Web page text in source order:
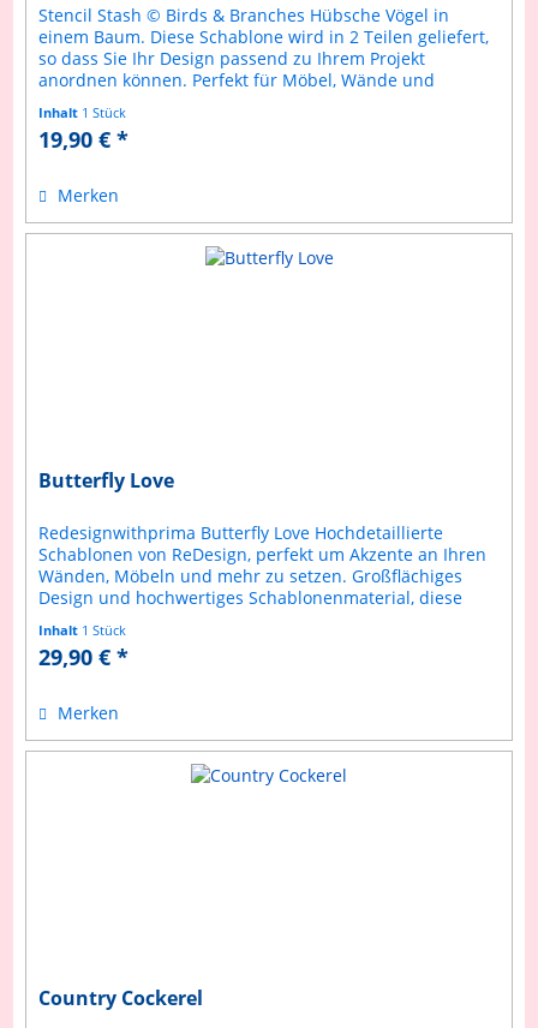
Stencil Stash © Birds & Branches Hübsche Vögel in
einem Baum. Diese Schablone wird in 2 Teilen geliefert,
so dass Sie Ihr Design passend zu Ihrem Projekt
anordnen können. Perfekt für Möbel, Wände und
Inhalt 1 Stück
19,90 € *
Merken
Butterfly Love
Redesignwithprima Butterfly Love Hochdetaillierte
Schablonen von ReDesign, perfekt um Akzente an Ihren
Wänden, Möbeln und mehr zu setzen. Großflächiges
Design und hochwertiges Schablonenmaterial, diese
Inhalt 1 Stück
29,90 € *
Merken
Country Cockerel